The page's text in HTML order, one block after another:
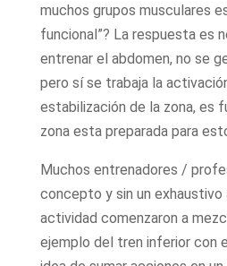
muchos grupos musculares
funcional”? La respuesta es
entrenar el abdomen, no se
pero sí se trabaja la
estabilización de la zona, es
zona esta preparada para
Muchos entrenadores /
concepto y sin un exhaustivo
actividad comenzaron a
ejemplo del tren inferior con